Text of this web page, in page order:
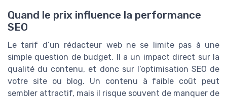
Quand le prix influence la performance
SEO
Le tarif d’un rédacteur web ne se limite pas à une
simple question de budget. Il a un impact direct sur la
qualité du contenu, et donc sur l’optimisation SEO de
votre site ou blog. Un contenu à faible coût peut
sembler attractif, mais il risque souvent de manquer de